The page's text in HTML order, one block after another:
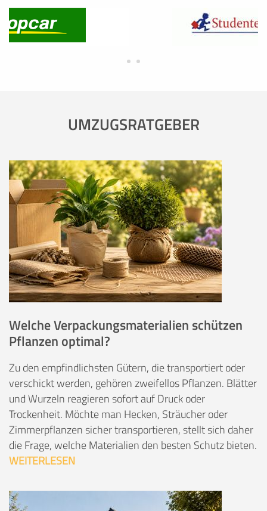
UMZUGSRATGEBER
Welche Verpackungsmaterialien schützen
Pflanzen optimal?
Zu den empfindlichsten Gütern, die transportiert oder
verschickt werden, gehören zweifellos Pflanzen. Blätter
und Wurzeln reagieren sofort auf Druck oder
Trockenheit. Möchte man Hecken, Sträucher oder
Zimmerpflanzen sicher transportieren, stellt sich daher
die Frage, welche Materialien den besten Schutz bieten.
WEITERLESEN